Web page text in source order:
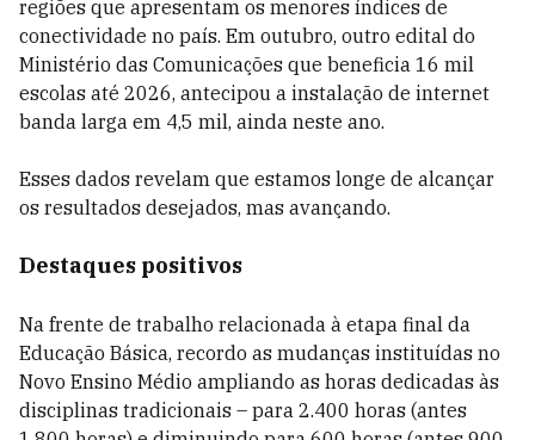
regiões que apresentam os menores índices de
conectividade no país. Em outubro, outro edital do
Ministério das Comunicações que beneficia 16 mil
escolas até 2026, antecipou a instalação de internet
banda larga em 4,5 mil, ainda neste ano.
Esses dados revelam que estamos longe de alcançar
os resultados desejados, mas avançando.
Destaques positivos
Na frente de trabalho relacionada à etapa final da
Educação Básica, recordo as mudanças instituídas no
Novo Ensino Médio ampliando as horas dedicadas às
disciplinas tradicionais – para 2.400 horas (antes